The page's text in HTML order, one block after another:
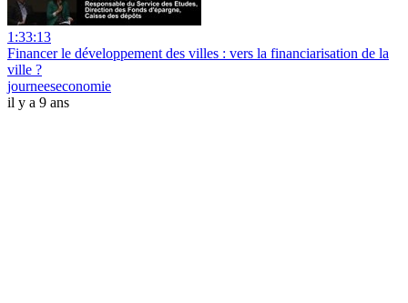
1:33:13
Financer le développement des villes : vers la financiarisation de la
ville ?
journeeseconomie
il y a 9 ans